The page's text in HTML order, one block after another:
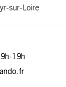
sur-Loire
19h